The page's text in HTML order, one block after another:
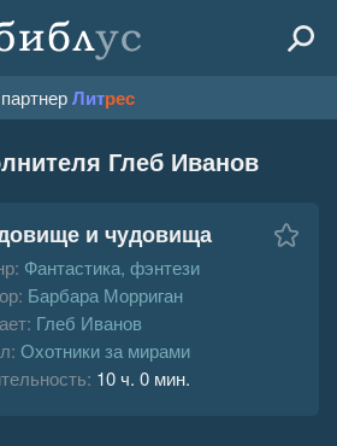
партнерЛитрес
Глеб Иванов
и чудовища
Фантастика, фэнтези
Барбара Морриган
Глеб Иванов
Охотники за мирами
10 ч. 0 мин.